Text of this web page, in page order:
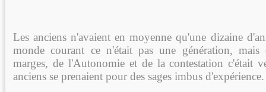
Les anciens n'avaient en moyenne qu'une dizaine
monde courant ce n'était pas une génération,
marges, de l'Autonomie et de la contestation c'était
anciens se prenaient pour des sages imbus d'expérience.